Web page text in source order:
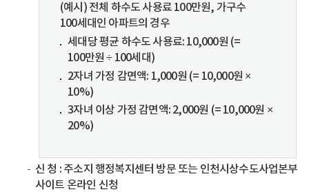
(예시) 전체 하수도 사용료 100만원, 가구수
100세대인 아파트의 경우
세대당 평균 하수도 사용료: 10,000원 (=
100만원 ÷ 100세대)
2자녀 가정 감면액: 1,000원 (= 10,000원 ×
10%)
3자녀 이상 가정 감면액: 2,000원 (= 10,000원 ×
20%)
신 청 : 주소지 행정복지센터 방문 또는 인천시상수도사업본부
사이트 온라인 신청